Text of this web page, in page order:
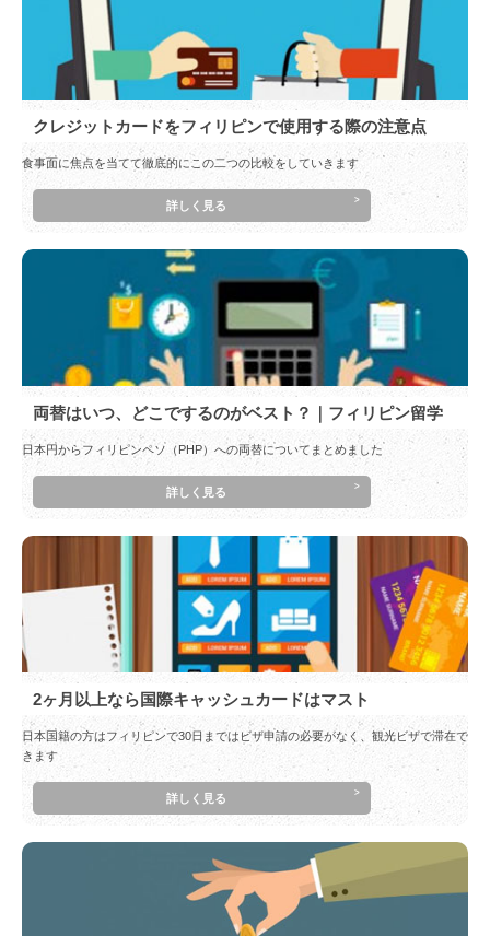
クレジットカードをフィリピンで使用する際の注意点
食事面に焦点を当てて徹底的にこの二つの比較をしていきます
詳しく見る
両替はいつ、どこでするのがベスト？｜フィリピン留学
日本円からフィリピンペソ（PHP）への両替についてまとめました
詳しく見る
2ヶ月以上なら国際キャッシュカードはマスト
日本国籍の方はフィリピンで30日まではビザ申請の必要がなく、観光ビザで滞在で
きます
詳しく見る